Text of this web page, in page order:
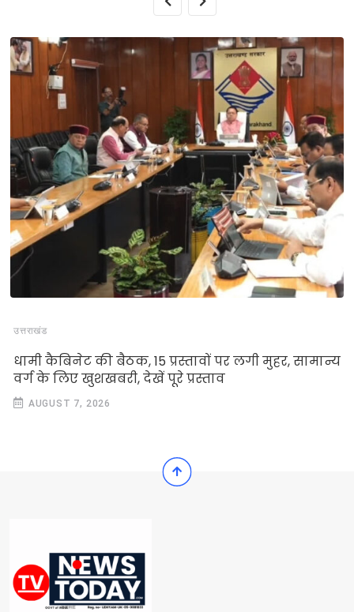
उत्तराखंड
धामी कैबिनेट की बैठक, 15 प्रस्तावों पर लगी मुहर, सामान्य
वर्ग के लिए खुशखबरी, देखें पूरे प्रस्ताव
AUGUST 7, 2026